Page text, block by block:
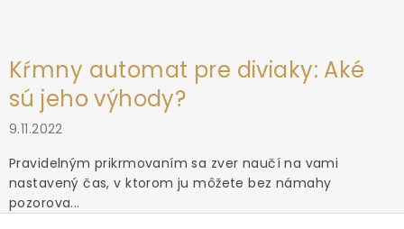
Kŕmny automat pre diviaky: Aké
sú jeho výhody?
9.11.2022
Pravidelným prikrmovaním sa zver naučí na vami
nastavený čas, v ktorom ju môžete bez námahy
pozorova...